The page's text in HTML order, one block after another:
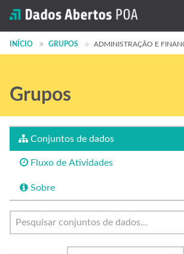
Conjuntos de dados
Grupos
INÍCIO GRUPOS ADMINISTRAÇÃO E
Grupos
Conjuntos de dados
Fluxo de Atividades
Sobre